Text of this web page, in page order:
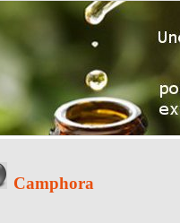
Camphora